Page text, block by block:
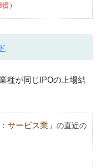
）
種が同じIPOの上場結
サービス業」 の直近の